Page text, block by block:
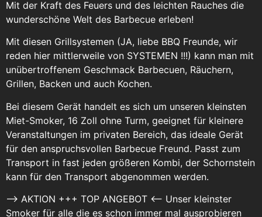
Mit der Kraft des Feuers und des leichten Rauches die
wunderschöne Welt des Barbecue erleben!
Mit diesen Grillsystemen (JA, liebe BBQ Freunde, wir
reden hier mittlerweile von SYSTEMEN !!!) kann man mit
unübertroffenem Geschmack Barbecuen, Räuchern,
Grillen, Backen und auch Kochen.
Bei diesem Gerät handelt es sich um unseren kleinsten
Miet-Smoker, 16 Zoll ohne Turm, geeignet für kleinere
Veranstaltungen im privaten Bereich, das ideale Gerät
für den anspruchsvollen Barbecue Freund. Passt zum
Transport in fast jeden größeren Kombi, der Schornstein
kann für den Transport abgenommen werden.
–> AKTION +++ TOP ANGEBOT <-- Unser kleinster
Smoker für alle die es schon immer mal ausprobieren